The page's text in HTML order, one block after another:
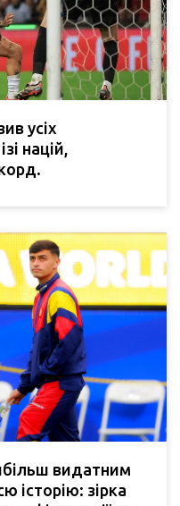
усіх
націй,
видатним
історію: зірка